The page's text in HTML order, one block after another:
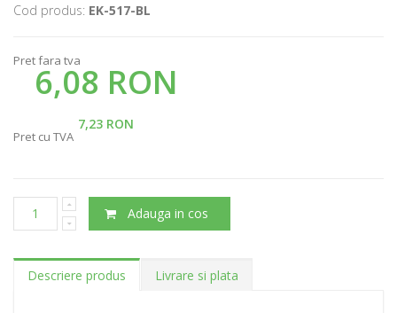
Cod produs: EK-517-BL
Pret fara tva
6,08 RON
7,23 RON
Pret cu TVA
Adauga in cos
Descriere produs Livrare si plata